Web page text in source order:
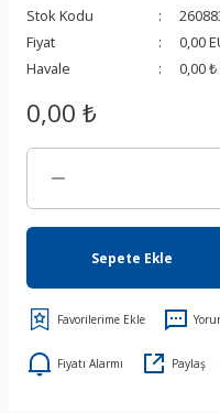
Stok Kodu
Fiyat
0,00
Havale
0,00
0,00 ₺
Sepete Ekle
Fiyatı Alarmı Paylaş